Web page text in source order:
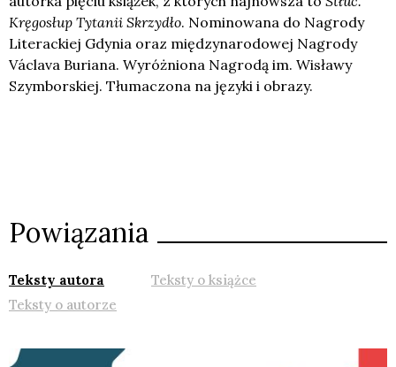
Kręgosłup Tytanii Skrzydło. Nominowana do Nagrody
Literackiej Gdynia oraz międzynarodowej Nagrody
Václava Buriana. Wyróżniona Nagrodą im. Wisławy
Szymborskiej. Tłumaczona na języki i obrazy.
Powiązania
Teksty autora
Teksty o książce
Teksty o autorze